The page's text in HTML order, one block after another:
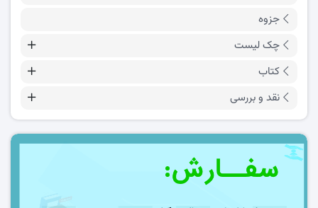
جزوه
چک لیست
کتاب
نقد و بررسی